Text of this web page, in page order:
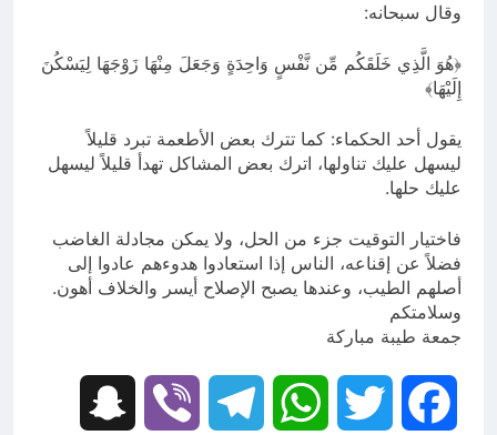
وقال سبحانه:
﴿هُوَ الَّذِي خَلَقَكُم مِّن نَّفْسٍ وَاحِدَةٍ وَجَعَلَ مِنْهَا زَوْجَهَا لِيَسْكُنَ
إِلَيْهَا﴾
يقول أحد الحكماء: كما تترك بعض الأطعمة تبرد قليلاً
ليسهل عليك تناولها، اترك بعض المشاكل تهدأ قليلاً ليسهل
عليك حلها.
فاختيار التوقيت جزء من الحل، ولا يمكن مجادلة الغاضب
فضلاً عن إقناعه، الناس إذا استعادوا هدوءهم عادوا إلى
أصلهم الطيب، وعندها يصبح الإصلاح أيسر والخلاف أهون.
وسلامتكم
جمعة طيبة مباركة
Facebook
Twitter
WhatsApp
Telegram
Viber